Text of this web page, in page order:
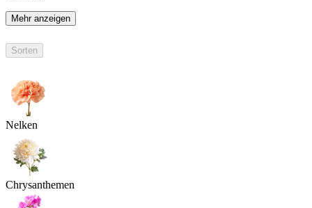
Mehr anzeigen
Sorten
Nelken
Chrysanthemen